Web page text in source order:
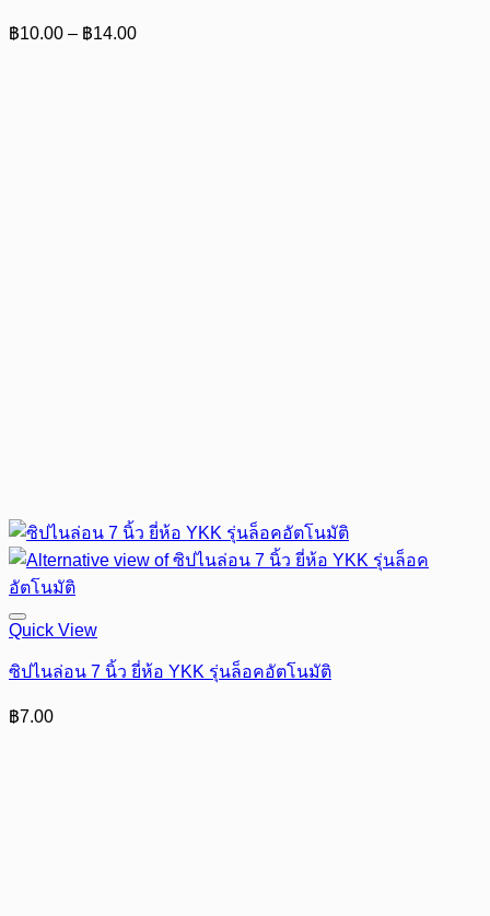
฿10.00 – ฿14.00Price
Quick View
ซิปไนล่อน 7 นิ้ว ยี่ห้อ YKK รุ่นล็อคอัตโนมัติ
฿7.00